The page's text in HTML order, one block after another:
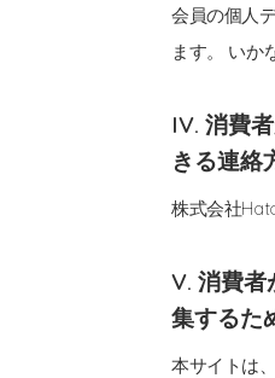
会員の個人
ます。 いか
IV. 消費
きる連絡
株式会社
V. 消費者
集するた
本サイトは